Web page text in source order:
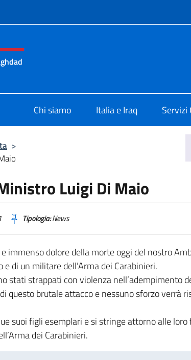
e menù
Chi siamo Italia e Iraq Servizi
>
Luigi Di Maio
Tipologia:News
immenso dolore della morte oggi del nostro
di un militare dell’Arma dei Carabinieri.
stati strappati con violenza nell’adempimento
questo brutale attacco e nessuno sforzo verrà
suoi figli esemplari e si stringe attorno alle
dei Carabinieri.